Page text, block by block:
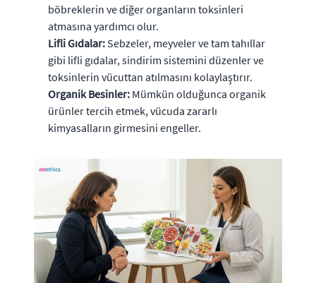
böbreklerin ve diğer organların toksinleri
atmasına yardımcı olur.
Lifli Gıdalar: Sebzeler, meyveler ve tam tahıllar
gibi lifli gıdalar, sindirim sistemini düzenler ve
toksinlerin vücuttan atılmasını kolaylaştırır.
Organik Besinler: Mümkün olduğunca organik
ürünler tercih etmek, vücuda zararlı
kimyasalların girmesini engeller.